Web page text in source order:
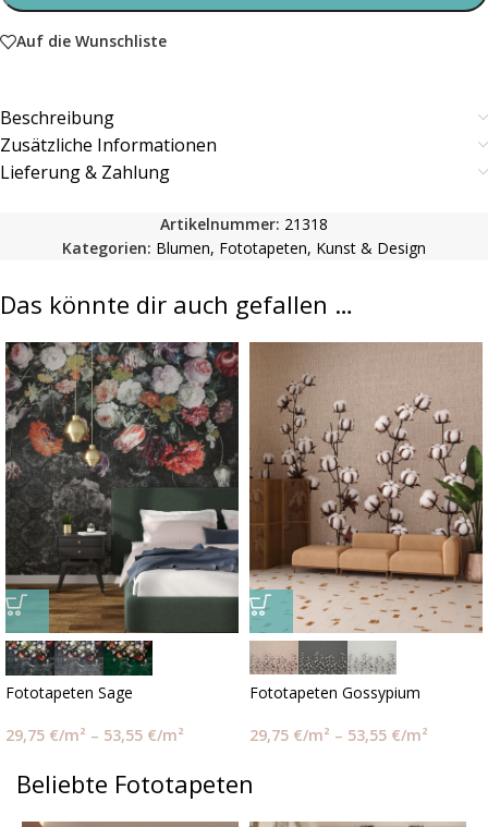
Auf die Wunschliste
Beschreibung
Zusätzliche Informationen
Lieferung & Zahlung
Artikelnummer: 21318
Kategorien: Blumen, Fototapeten, Kunst & Design
Das könnte dir auch gefallen …
Fototapeten Sage
29,75 €/m² – 53,55 €/m²
Fototapeten Gossypium
29,75 €/m² – 53,55 €/m²
Beliebte Fototapeten